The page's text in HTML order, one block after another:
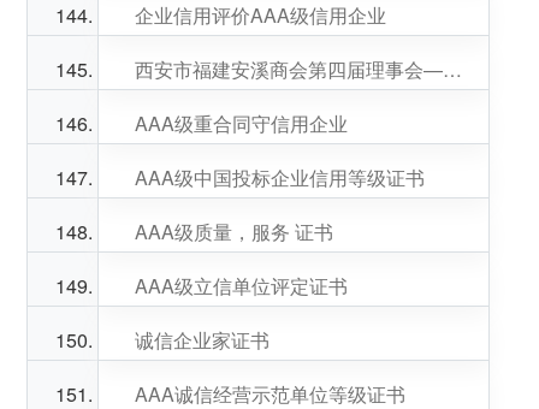
企业信用评价AAA级信用企业
西安市福建安溪商会第四届理事会—理事 王晓丽
AAA级重合同守信用企业
AAA级中国投标企业信用等级证书
AAA级质量，服务 证书
AAA级立信单位评定证书
诚信企业家证书
AAA诚信经营示范单位等级证书